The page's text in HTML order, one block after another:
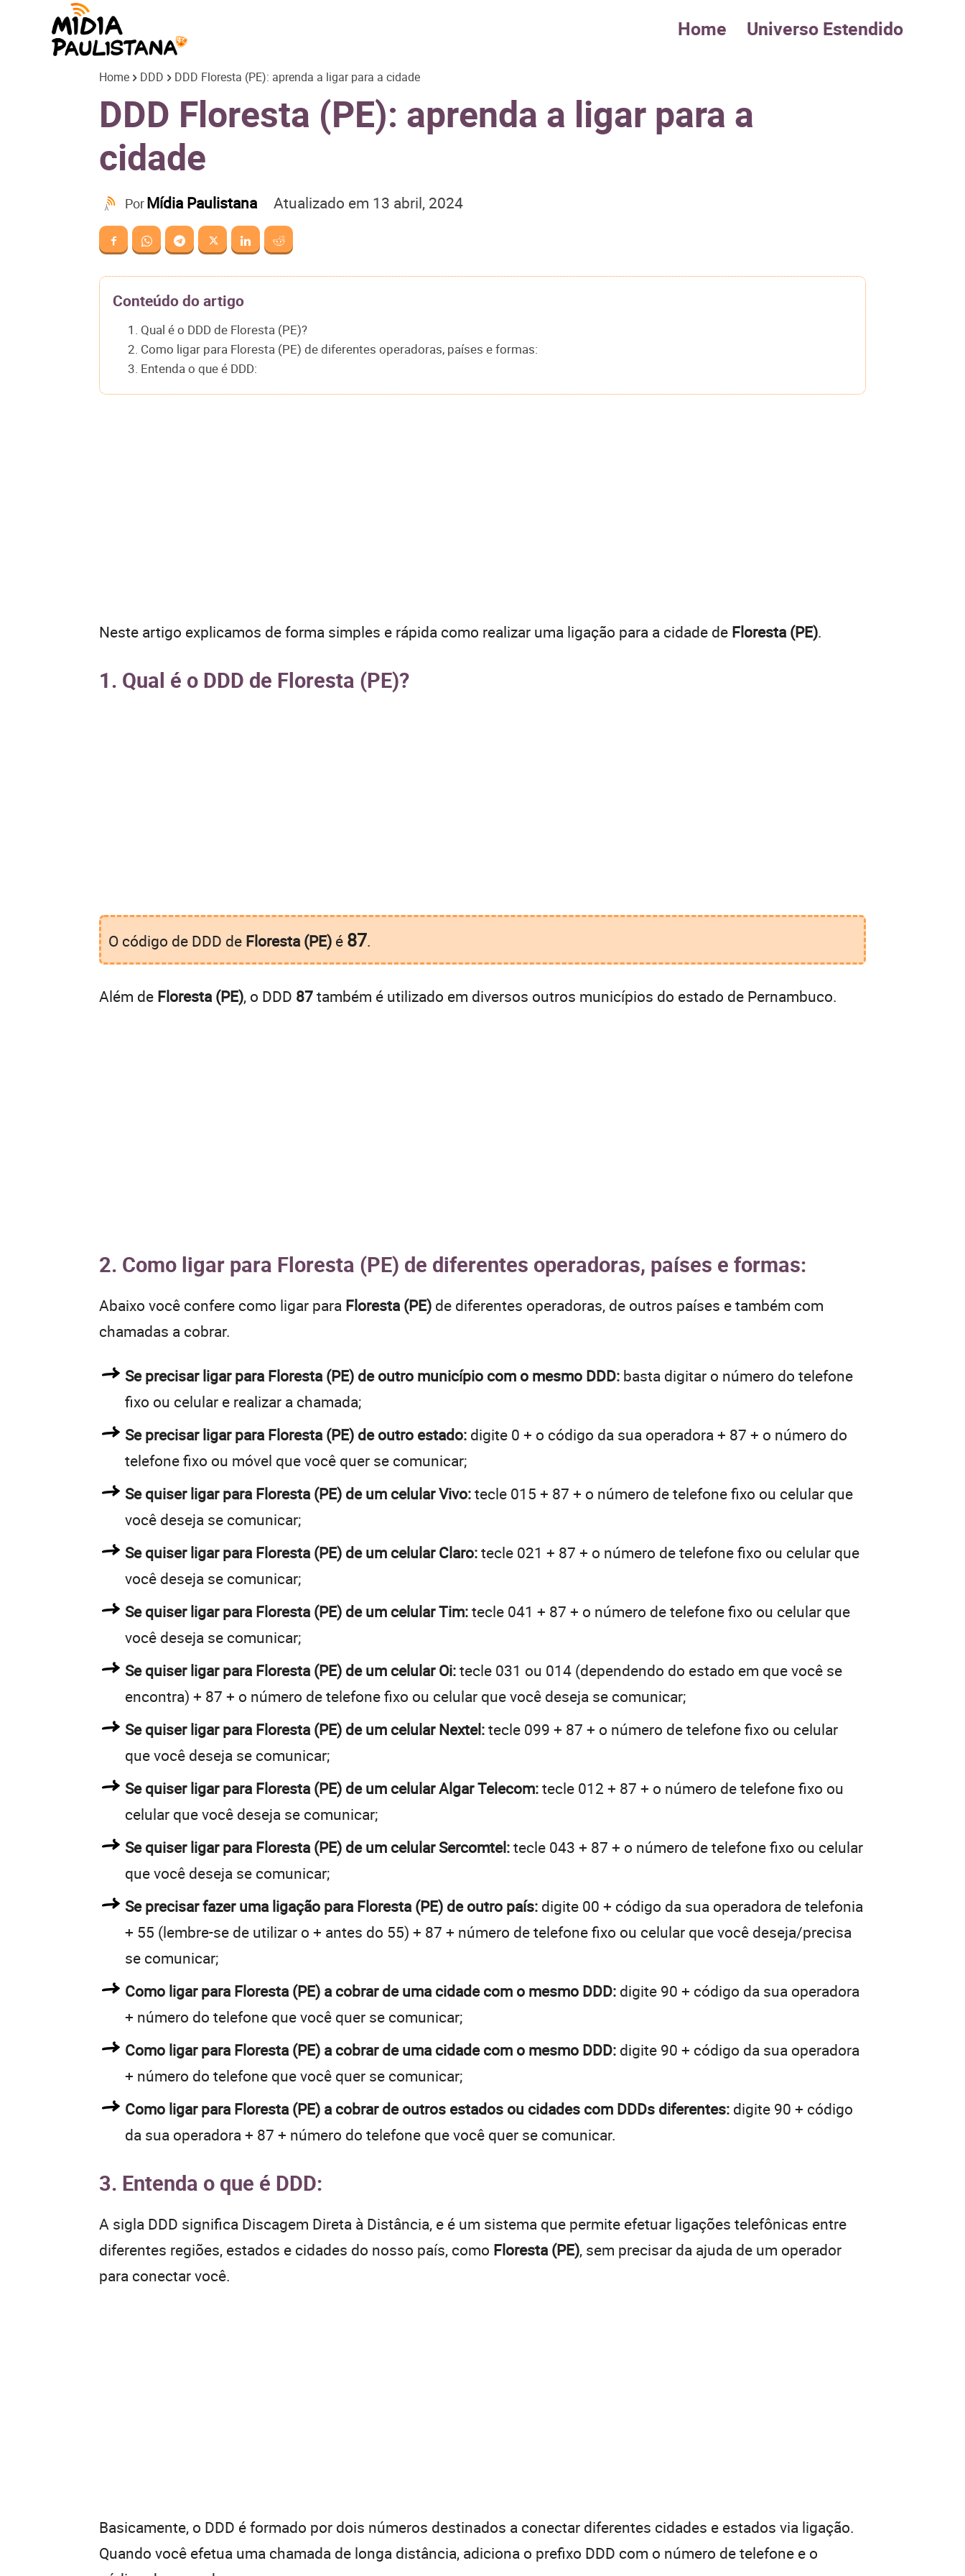
Paulistana
Home Universo Estendido
Home DDD DDD Floresta (PE): aprenda a ligar para a cidade
DDD Floresta (PE): aprenda a ligar para a
cidade
PorMídia Paulistana Atualizado em 13 abril, 2024
Conteúdo do artigo
1. Qual é o DDD de Floresta (PE)?
2. Como ligar para Floresta (PE) de diferentes operadoras, países e formas:
3. Entenda o que é DDD:
Neste artigo explicamos de forma simples e rápida como realizar uma ligação para a cidade de Floresta (PE).
1. Qual é o DDD de Floresta (PE)?
O código de DDD de Floresta (PE) é 87.
Além de Floresta (PE), o DDD 87também é utilizado em diversos outros municípios do estado de Pernambuco.
2. Como ligar para Floresta (PE) de diferentes operadoras, países e formas:
Abaixo você confere como ligar para Floresta (PE) de diferentes operadoras, de outros países e também com
chamadas a cobrar.
Se precisar ligar para Floresta (PE) de outro município com o mesmo DDD: basta digitar o número do telefone
fixo ou celular e realizar a chamada;
Se precisar ligar para Floresta (PE) de outro estado: digite 0 + o código da sua operadora + 87 + o número do
telefone fixo ou móvel que você quer se comunicar;
Se quiser ligar para Floresta (PE) de um celular Vivo:tecle 015 + 87 + o número de telefone fixo ou celular que
você deseja se comunicar;
Se quiser ligar para Floresta (PE) de um celular Claro:tecle 021 + 87 + o número de telefone fixo ou celular que
você deseja se comunicar;
Se quiser ligar para Floresta (PE) de um celular Tim:tecle 041 + 87 + o número de telefone fixo ou celular que
você deseja se comunicar;
Se quiser ligar para Floresta (PE) de um celular Oi:tecle 031 ou 014 (dependendo do estado em que você se
encontra) + 87 + o número de telefone fixo ou celular que você deseja se comunicar;
Se quiser ligar para Floresta (PE) de um celular Nextel:tecle 099 + 87 + o número de telefone fixo ou celular
que você deseja se comunicar;
Se quiser ligar para Floresta (PE) de um celular Algar Telecom:tecle 012 + 87 + o número de telefone fixo ou
celular que você deseja se comunicar;
Se quiser ligar para Floresta (PE) de um celular Sercomtel:tecle 043 + 87 + o número de telefone fixo ou celular
que você deseja se comunicar;
Se precisar fazer uma ligação para Floresta (PE) de outro país: digite 00 + código da sua operadora de telefonia
+ 55 (lembre-se de utilizar o + antes do 55) + 87 + número de telefone fixo ou celular que você deseja/precisa
se comunicar;
Como ligar para Floresta (PE) a cobrar de uma cidade com o mesmo DDD: digite 90 + código da sua operadora
+ número do telefone que você quer se comunicar;
Como ligar para Floresta (PE) a cobrar de uma cidade com o mesmo DDD: digite 90 + código da sua operadora
+ número do telefone que você quer se comunicar;
Como ligar para Floresta (PE) a cobrar de outros estados ou cidades com DDDs diferentes: digite 90 + código
da sua operadora + 87 + número do telefone que você quer se comunicar.
3. Entenda o que é DDD:
A sigla DDD significa Discagem Direta à Distância, e é um sistema que permite efetuar ligações telefônicas entre
diferentes regiões, estados e cidades do nosso país, como Floresta (PE), sem precisar da ajuda de um operador
para conectar você.
Basicamente, o DDD é formado por dois números destinados a conectar diferentes cidades e estados via ligação.
Quando você efetua uma chamada de longa distância, adiciona o prefixo DDD com o número de telefone e o